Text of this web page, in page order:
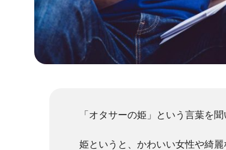
「オタサーの姫」という言葉を
姫というと、かわいい女性や綺